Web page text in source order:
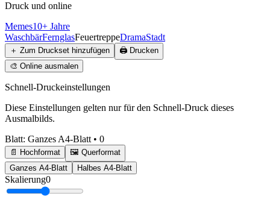
Druck und online
Memes10+ Jahre
WaschbärFernglasFeuertreppeDramaStadt
＋ Zum Druckset hinzufügen 🖨️ Drucken
🎨 Online ausmalen
Schnell-Druckeinstellungen
Diese Einstellungen gelten nur für den Schnell-Druck dieses
Ausmalbilds.
Blatt: Ganzes A4-Blatt • 0
📄 Hochformat
🖼️ Querformat
Ganzes A4-Blatt
Halbes A4-Blatt
Skalierung0